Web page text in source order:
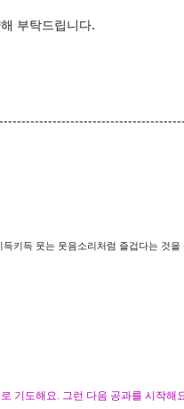
부탁드립니다.
키득 웃는 웃음소리처럼 즐겁다는 것을
기도해요. 그런 다음 공과를 시작해